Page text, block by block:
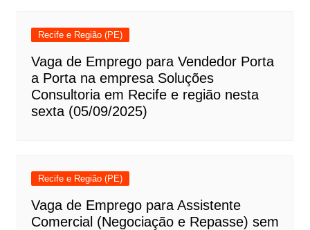
Recife e Região (PE)
Vaga de Emprego para Vendedor Porta
a Porta na empresa Soluções
Consultoria em Recife e região nesta
sexta (05/09/2025)
Recife e Região (PE)
Vaga de Emprego para Assistente
Comercial (Negociação e Repasse) sem